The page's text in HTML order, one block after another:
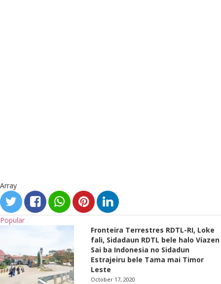
Array
Popular
Fronteira Terrestres RDTL-RI, Loke
fali, Sidadaun RDTL bele halo Viazen
Sai ba Indonesia no Sidadun
Estrajeiru bele Tama mai Timor
Leste
October 17, 2020